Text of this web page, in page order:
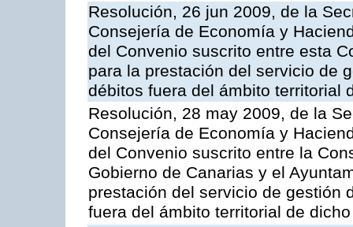
Resolución, 26 jun 2009, de la
Consejería de Economía y
del Convenio suscrito entre esta
para la prestación del servicio de
débitos fuera del ámbito territorial
Resolución, 28 may 2009, de la
Consejería de Economía y
del Convenio suscrito entre la
Gobierno de Canarias y el
prestación del servicio de gestión
fuera del ámbito territorial de